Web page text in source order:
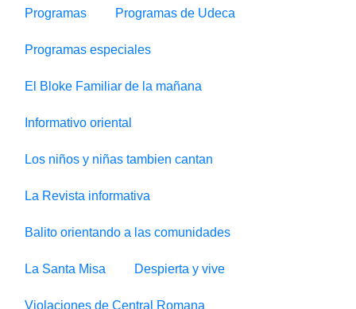
Programas Programas de Udeca
Programas especiales
El Bloke Familiar de la mañana
Informativo oriental
Los niños y niñas tambien cantan
La Revista informativa
Balito orientando a las comunidades
La Santa Misa Despierta y vive
Violaciones de Central Romana